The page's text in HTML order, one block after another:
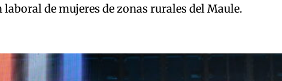
de mujeres de zonas rurales del Maule.